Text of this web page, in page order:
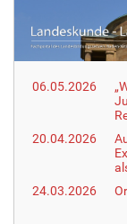
e
:
06.05.2026
20.04.2026
24.03.2026